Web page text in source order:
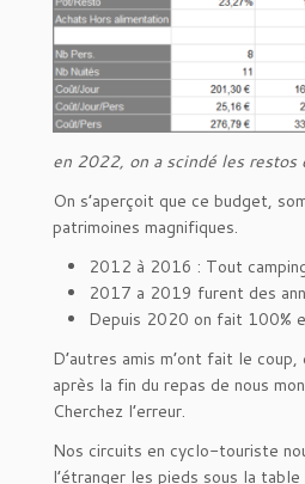
en 2022, on a scindé les restos
On s’aperçoit que ce budget,
patrimoines magnifiques.
2012 à 2016 : Tout
2017 a 2019 furent des
Depuis 2020 on fait 100%
D’autres amis m’ont fait le
après la fin du repas de nous
Cherchez l’erreur.
Nos circuits en cyclo-touriste
l’étranger les pieds sous la